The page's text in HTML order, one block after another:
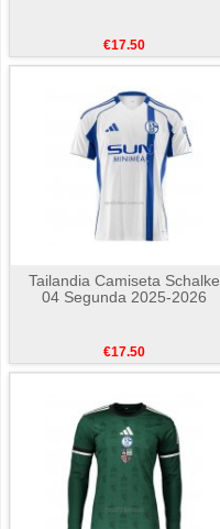
€17.50
Tailandia Camiseta Schalke
04 Segunda 2025-2026
€17.50